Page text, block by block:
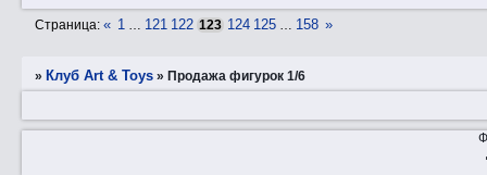
Страница:« 1 … 121 122 123 124 125 … 158 »
» Клуб Art & Toys »Продажа фигурок 1/6